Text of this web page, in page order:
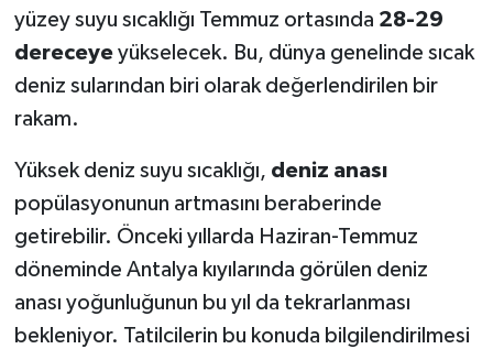
yüzey suyu sıcaklığı Temmuz ortasında 28-29
dereceyeyükselecek. Bu, dünya genelinde sıcak
deniz sularından biri olarak değerlendirilen bir
rakam.
Yüksek deniz suyu sıcaklığı, deniz anası
popülasyonunun artmasını beraberinde
getirebilir. Önceki yıllarda Haziran-Temmuz
döneminde Antalya kıyılarında görülen deniz
anası yoğunluğunun bu yıl da tekrarlanması
bekleniyor. Tatilcilerin bu konuda bilgilendirilmesi